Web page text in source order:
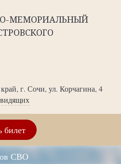
МЕМОРИАЛЬНЫЙ
г. Сочи, ул. Корчагина, 4
билет
СВО